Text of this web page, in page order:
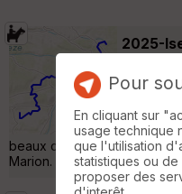
2025-
Au
notre
beaux chemins herbeux.
Marion. »
Pour
En cliquant sur
usage technique
que l'utilisation
statistiques ou
proposer des